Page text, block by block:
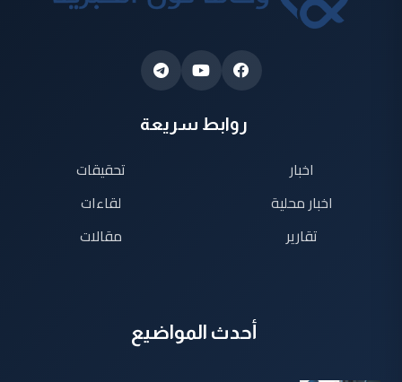
روابط سريعة
اخبار
اخبار محلية
تقارير
تحقيقات
لقاءات
مقالات
أحدث المواضيع